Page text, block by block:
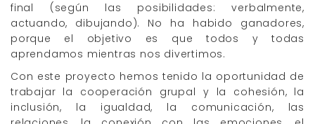
final (según las posibilidades: verbalmente,
actuando, dibujando). No ha habido ganadores,
porque el objetivo es que todos y todas
aprendamos mientras nos divertimos.
Con este proyecto hemos tenido la oportunidad de
trabajar la cooperación grupal y la cohesión, la
inclusión, la igualdad, la comunicación, las